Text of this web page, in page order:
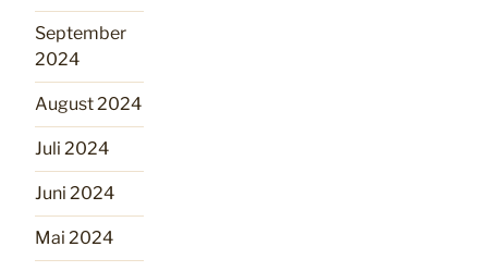
September
2024
August 2024
Juli 2024
Juni 2024
Mai 2024